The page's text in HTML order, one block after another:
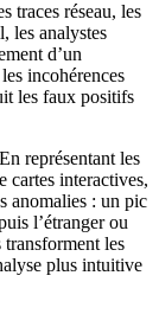
traces réseau, les
les analystes
d’un
incohérences
les faux positifs
En représentant les
cartes interactives,
anomalies : un pic
l’étranger ou
les
plus intuitive